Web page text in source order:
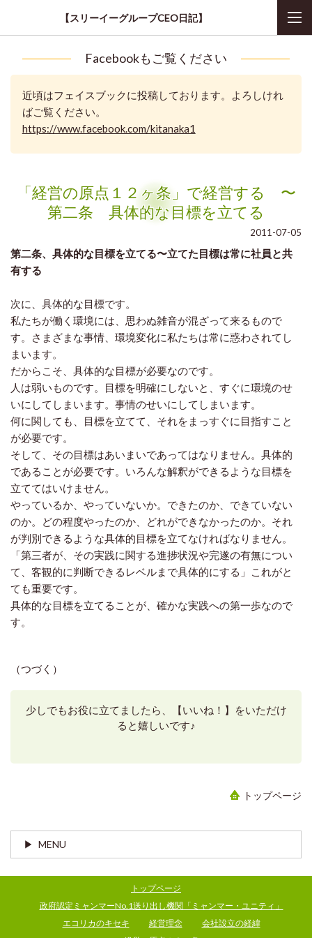
【スリーイーグループCEO日記】
Facebookもご覧ください
近頃はフェイスブックに投稿しております。よろしけれ
ばご覧ください。
https://www.facebook.com/kitanaka1
「経営の原点１２ヶ条」で経営する 〜
第二条 具体的な目標を立てる
2011-07-05
第二条、具体的な目標を立てる〜立てた目標は常に社員と共
有する
次に、具体的な目標です。
私たちが働く環境には、思わぬ雑音が混ざって来るもので
す。さまざまな事情、環境変化に私たちは常に惑わされてし
まいます。
だからこそ、具体的な目標が必要なのです。
人は弱いものです。目標を明確にしないと、すぐに環境のせ
いにしてしまいます。事情のせいにしてしまいます。
何に関しても、目標を立てて、それをまっすぐに目指すこと
が必要です。
そして、その目標はあいまいであってはなりません。具体的
であることが必要です。いろんな解釈ができるような目標を
立ててはいけません。
やっているか、やっていないか。できたのか、できていない
のか。どの程度やったのか、どれができなかったのか。それ
が判別できるような具体的目標を立てなければなりません。
「第三者が、その実践に関する進捗状況や完遂の有無につい
て、客観的に判断できるレベルまで具体的にする」これがと
ても重要です。
具体的な目標を立てることが、確かな実践への第一歩なので
す。
（つづく）
少しでもお役に立てましたら、【いいね！】をいただけ
ると嬉しいです♪
トップページ
MENU
トップページ
政府認定ミャンマーNo.1送り出し機関「ミャンマー・ユニティ」
エコリカのキセキ
経営理念
会社設立の経緯